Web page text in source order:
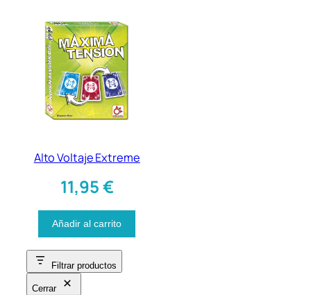
Alto Voltaje Extreme
11,95€
Añadir al carrito
Filtrar productos
Cerrar